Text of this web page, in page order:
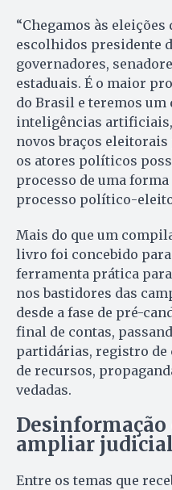
“Chegamos às eleições
escolhidos presidente
governadores,
estaduais. É o maior
do Brasil e teremos
inteligências
novos braços eleitorais
os atores políticos
processo de uma
processo político-
Mais do que um
livro foi concebido
ferramenta prática
nos bastidores das
desde a fase de pré-
final de contas,
partidárias, registro de
de recursos,
vedadas.
Desinformação
ampliar
Entre os temas que